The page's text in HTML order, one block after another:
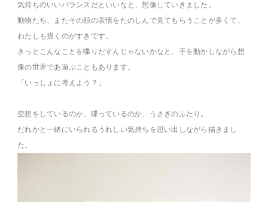
気持ちのいいバランスだといいなと、想像していきました。
動物たち、またその顔の表情をたのしんで見てもらうことが多くて、
わたしも描くのがすきです。
きっとこんなことを喋りだすんじゃないかなと、手を動かしながら想
像の世界であ遊ぶこともあります。
「いっしょに考えよう？」
空想をしているのか、喋っているのか、うさぎのふたり。
だれかと一緒にいられるうれしい気持ちを思い出しながら描きまし
た。